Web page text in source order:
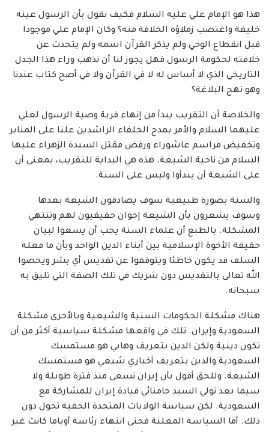
هذا هو الإمام علي عليه السلام فكيف نقول بأن الرسول عينه
خليفة واغتصب زملاؤه الخلافة منه؟ وكان الإمام علي موجودا
قبل انقطاع الوحي ولم يذكر القرآن اسمه ولم يتحدث عن
خلافته لحكومة الرسول فهل يجوز لنا أن نذهب وراء هذا الجدل
التاريخي الذي لا أساس له لا في القرآن ولا في أصح كتاب عندنا
وهو نهج البلاغة؟
والخلاصة أن التقريب يبدأ من إنهاء فرية وصية الرسول لعلي
عليهما السلام والأمر بمدح الخلفاء الراشدين علنا على المنابر
وتخفيض مراسم عاشوراء ورفض مقتل السيدة الزهراء عليها
السلام من ناحية الشيعة. هذه هي البداية للتقريب، بمعنى أن
على الشيعة أن يبدأوا وليس على السنة.
والسنة بصورة طبيعية سوف يصادقون الشيعة بعدها
وسوف يشعرون بأن الشيعة إخوان حقيقيون لهم وتنتهي
المشكلة. بالطبع أن علماء السنة يجب أن يسعوا لبيان
حقيقة الأخوة الإسلامية بين أبناء الدين الواحد وبأن ما فعله
السلف قد يكون خاطئا ويتوقفوا عن تقديس أي بشر ويخصوا
الله تعالى بالتقديس دون شريك في تلك الصفة التي تليق به
سبحانه.
هناك مشكلة الحكومات السنية والشيعية وبالأحرى مشكلة
السعودية وإيران. تلك في واقعها مشكلة سياسية أكثر من أن
تكون دينية ولكن الدين بتعريف وهابي هو مستمسك
السعودية والدين بتعريف أخباري شيعي هو مستمسك
الشيعة. وللحق أقول بأن إيران تسعى منذ فترة طويلة ولا
سيما بعد تولي السيد خامنائي قيادة إيران للمشاركة مع
السعودية. لكن سياسة الولايات المتحدة الخفية تحول دون
ذلك. أما السياسة المعلنة فحتى انتهاء رئاسة أوباما كانت غير